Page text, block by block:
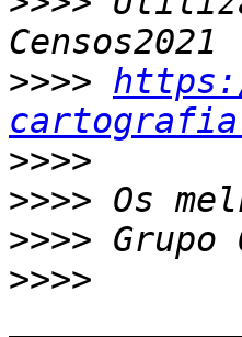
>>>>
>>>>
>>>>
>>>>
>>>>